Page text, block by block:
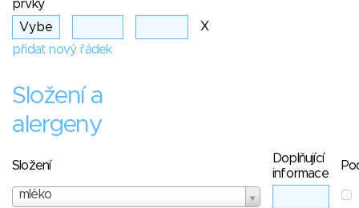
prvky
X
přidat nový řádek
Složení a
alergeny
Složení
Doplňující
informace
mléko